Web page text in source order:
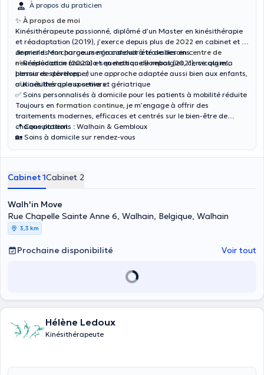
À propos du praticien
✨ À propos de moi
Kinésithérapeute passionné, diplômé d’un Master en kinésithérapie
et réadaptation (2019), j’exerce depuis plus de 2022 en cabinet et à
domicile. Mon parcours m’a conduit à travailler encentre de
neuropédiatrie (2020)et enmaison de repos (2021), ce qui m’a
permis de développer une approche adaptée aussi bien aux enfants,
aux adultes qu’aux seniors.
Je prends en charge une grande variété de besoins :
✅ Rééducation musculo-squelettique (lombalgies, cervicalgies,
blessures sportives…)
✅ Kinésithérapie sportive et gériatrique
✅ Soins personnalisés à domicile pour les patients à mobilité réduite
Toujours en formation continue, je m’engage à offrir des
traitements modernes, efficaces et centrés sur le bien-être de
chaque patient.
📍 Consultations : Walhain & Gembloux
🏡 Soins à domicile sur rendez-vous
Cabinet 1Cabinet 2
Walh'in Move
Rue Chapelle Sainte Anne 6, Walhain, Belgique, Walhain
3,3 km
Prochaine disponibilité Voir tout
Hélène Ledoux
Kinésithérapeute